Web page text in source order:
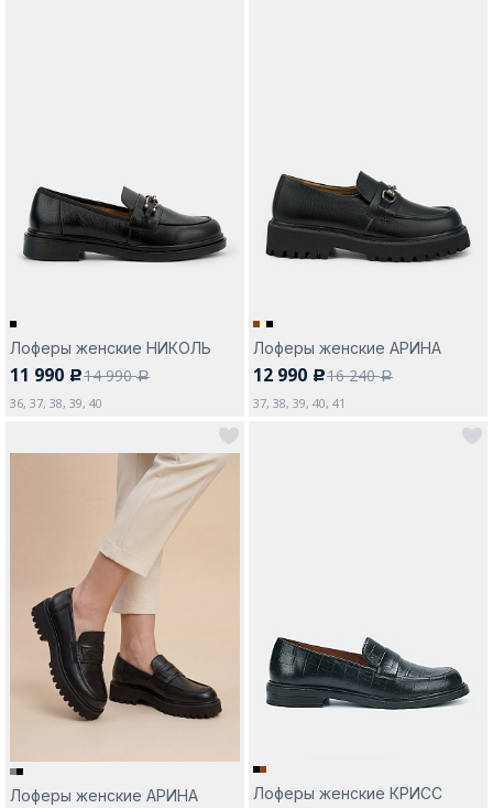
Лоферы женские НИКОЛЬ
11 990 c14 990a
36, 37, 38, 39, 40
Лоферы женские АРИНА
12 990 c16 240a
37, 38, 39, 40, 41
Лоферы женские АРИНА Лоферы женские КРИСС